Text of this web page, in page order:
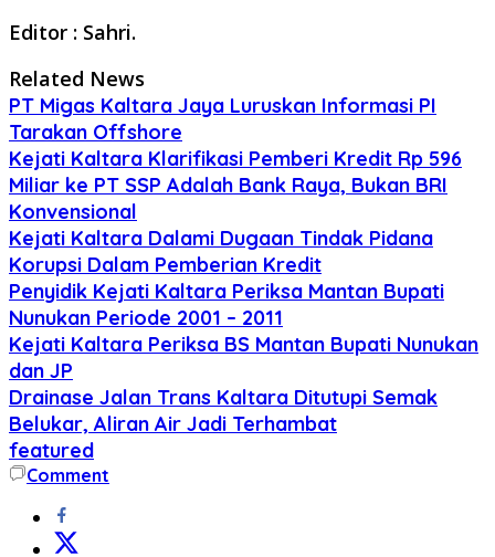
Editor : Sahri.
Related News
PT Migas Kaltara Jaya Luruskan Informasi PI
Tarakan Offshore
‎Kejati Kaltara Klarifikasi Pemberi Kredit Rp 596
Miliar ke PT SSP Adalah Bank Raya, Bukan BRI
Konvensional
Kejati Kaltara Dalami Dugaan Tindak Pidana
Korupsi Dalam Pemberian Kredit
Penyidik Kejati Kaltara Periksa Mantan Bupati
Nunukan Periode 2001 – 2011
Kejati Kaltara Periksa BS Mantan Bupati Nunukan
dan JP
Drainase Jalan Trans Kaltara Ditutupi Semak
Belukar, Aliran Air Jadi Terhambat
featured
Comment